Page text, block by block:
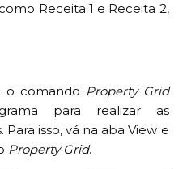
Receita 1 e Receita 2,
o comando Property Grid
para realizar as
isso, vá na aba View e
Property Grid.